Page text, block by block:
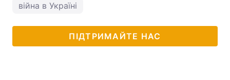
війна в Україні
ПІДТРИМАЙТЕ НАС